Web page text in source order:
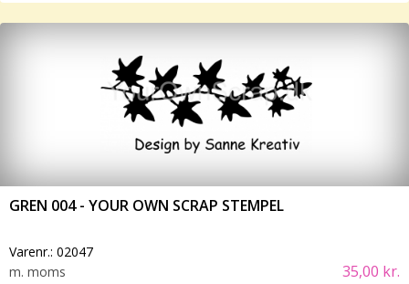
GREN 004 - YOUR OWN SCRAP STEMPEL
Varenr.: 02047
m. moms
35,00 kr.